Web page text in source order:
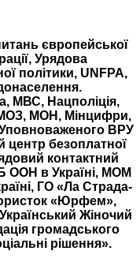
європейської
Урядова
політики, UNFPA,
МВС, Нацполіція,
МОН, Мінцифри,
ВРУ
безоплатної
контактний
ООН в Україні, МОМ
ГО «Ла Страда-
юристок «Юрфем»,
Жіночий
громадського
рішення».